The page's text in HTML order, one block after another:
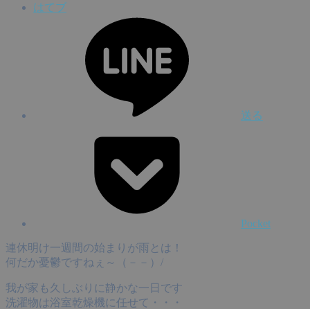
はてブ
送る
Pocket
連休明け一週間の始まりが雨とは！
何だか憂鬱ですねぇ～（－－）/
我が家も久しぶりに静かな一日です
洗濯物は浴室乾燥機に任せて・・・